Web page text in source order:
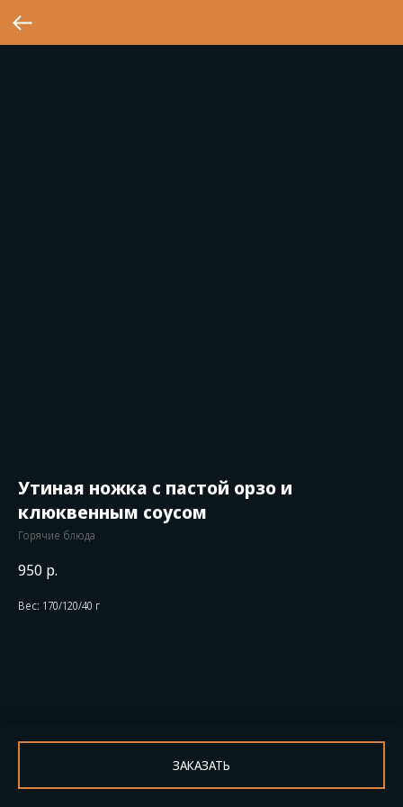
Утиная ножка с пастой орзо и
клюквенным соусом
Горячие блюда
950 р.
ЗАКАЗАТЬ
Вес: 170/120/40 г